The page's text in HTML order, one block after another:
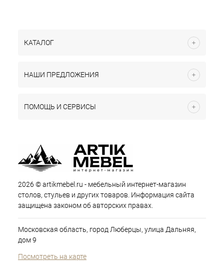
КАТАЛОГ
НАШИ ПРЕДЛОЖЕНИЯ
ПОМОЩЬ И СЕРВИСЫ
2026 © artikmebel.ru - мебельный интернет-магазин
столов, стульев и других товаров. Информация сайта
защищена законом об авторских правах.
Московская область, город Люберцы, улица Дальняя,
дом 9
Посмотреть на карте